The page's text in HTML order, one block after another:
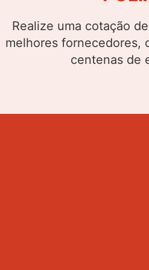
Realize uma cotação
melhores fornecedores,
centenas de